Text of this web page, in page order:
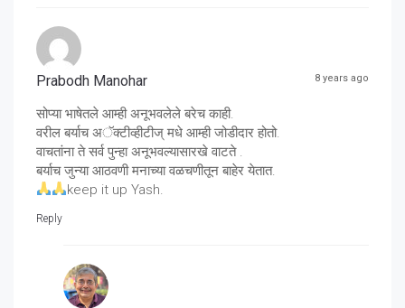
Prabodh Manohar 8 years ago
सोप्या भाषेतले आम्ही अनूभवलेले बरेच काही.
वरील बर्याच अॅक्टीव्हीटीज् मधे आम्ही जोडीदार होतो.
वाचतांना ते सर्व पुन्हा अनूभवल्यासारखे वाटते .
बर्याच जुन्या आठवणी मनाच्या वळचणीतून बाहेर येतात.
keep it up Yash.
Reply